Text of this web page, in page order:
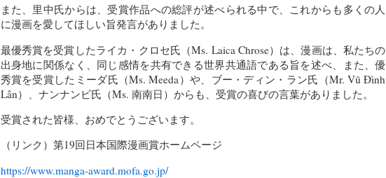
また、里中氏からは、受賞作品への総評が述べられる中で、これからも多くの人
に漫画を愛してほしい旨発言がありました。
最優秀賞を受賞したライカ・クロセ氏（Ms. Laica Chrose）は、漫画は、私たちの
出身地に関係なく、同じ感情を共有できる世界共通語である旨を述べ、また、優
秀賞を受賞したミーダ氏（Ms. Meeda）や、ブー・ディン・ラン氏（Mr. Vũ Đình
Lân）、ナンナンビ氏（Ms. 南南日）からも、受賞の喜びの言葉がありました。
受賞された皆様、おめでとうございます。
（リンク）第19回日本国際漫画賞ホームページ
https://www.manga-award.mofa.go.jp/